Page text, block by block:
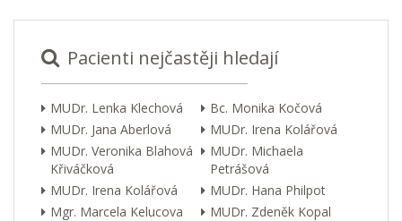
Pacienti nejčastěji hledají
MUDr. Lenka Klechová
Bc. Monika Kočová
MUDr. Jana Aberlová
MUDr. Irena Kolářová
MUDr. Veronika Blahová
Křiváčková
MUDr. Michaela
Petrášová
MUDr. Irena Kolářová
MUDr. Hana Philpot
Mgr. Marcela Kelucova
MUDr. Zdeněk Kopal